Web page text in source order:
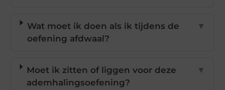
Wat moet ik doen als ik tijdens de
oefening afdwaal?
▼
Moet ik zitten of liggen voor deze
ademhalingsoefening?
▼